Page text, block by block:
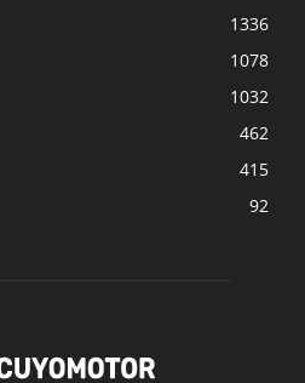
1336
1078
1032
462
415
92